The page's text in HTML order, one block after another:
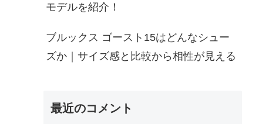
モデルを紹介！
ブルックス ゴースト15はどんなシュー
ズか｜サイズ感と比較から相性が見える
最近のコメント